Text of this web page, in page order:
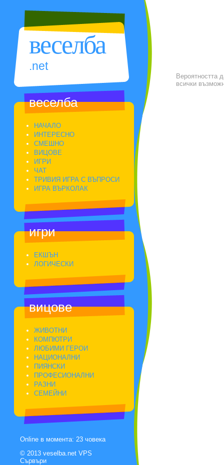
веселба
.net
Вероятността
всички
веселба
НАЧАЛО
ИНТЕРЕСНО
СМЕШНО
ВИЦОВЕ
ИГРИ
ЧАТ
ТРИВИЯ ИГРА С ВЪПРОСИ
ИГРА ВЪРКОЛАК
игри
ЕКШЪН
ЛОГИЧЕСКИ
вицове
ЖИВОТНИ
КОМПЮТРИ
ЛЮБИМИ ГЕРОИ
НАЦИОНАЛНИ
ПИЯНСКИ
ПРОФЕСИОНАЛНИ
РАЗНИ
СЕМЕЙНИ
Online в момента: 23 човека
© 2013 veselba.net VPS
Сървъри